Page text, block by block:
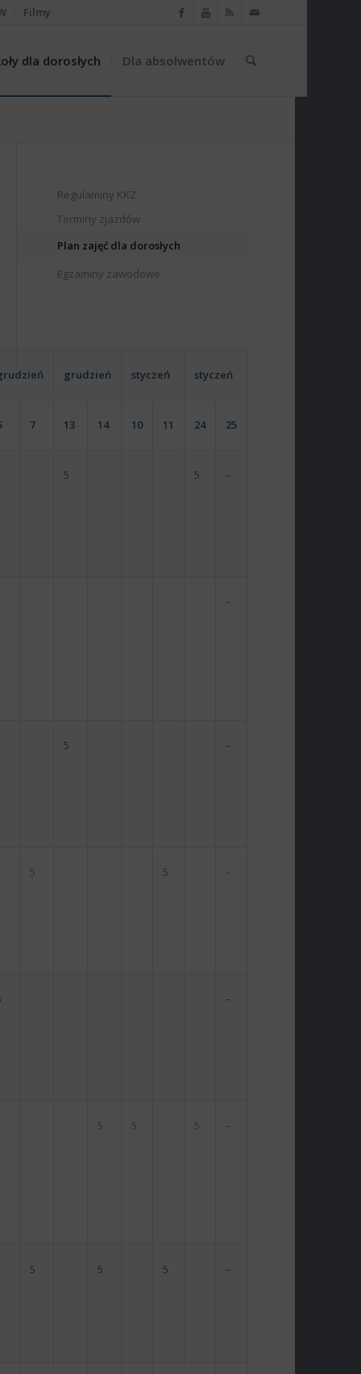
Filmy
dla dorosłych Dla absolwentów
grudzień styczeń styczeń
7 13 14 10 11 24 25
5 5 –
–
5 –
5 5 –
–
5 5 5 –
5 5 5 –
Regulaminy KKZ
Terminy zjazdów
Plan zajęć dla dorosłych
Egzaminy zawodowe